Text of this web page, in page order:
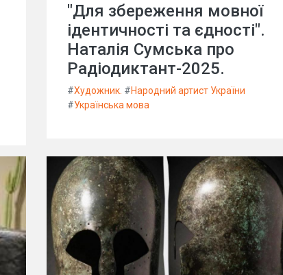
"Для збереження мовної
ідентичності та єдності".
Наталія Сумська про
Радіодиктант-2025.
#Художник. #Народний артист України
#Українська мова